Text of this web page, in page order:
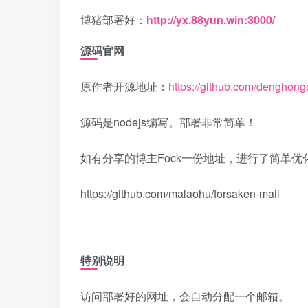
博猪部署好： http://yx.88yun.win:3000/
源码官网
原作者开源地址： https://github.com/
源码是nodejs编写。部署非常简单！
如有分享的博主Fock一份地址，进行了简单优
https://github.com/malaohu/forsaken-mail
特别说明
访问部署好的网址，会自动分配一个邮箱。